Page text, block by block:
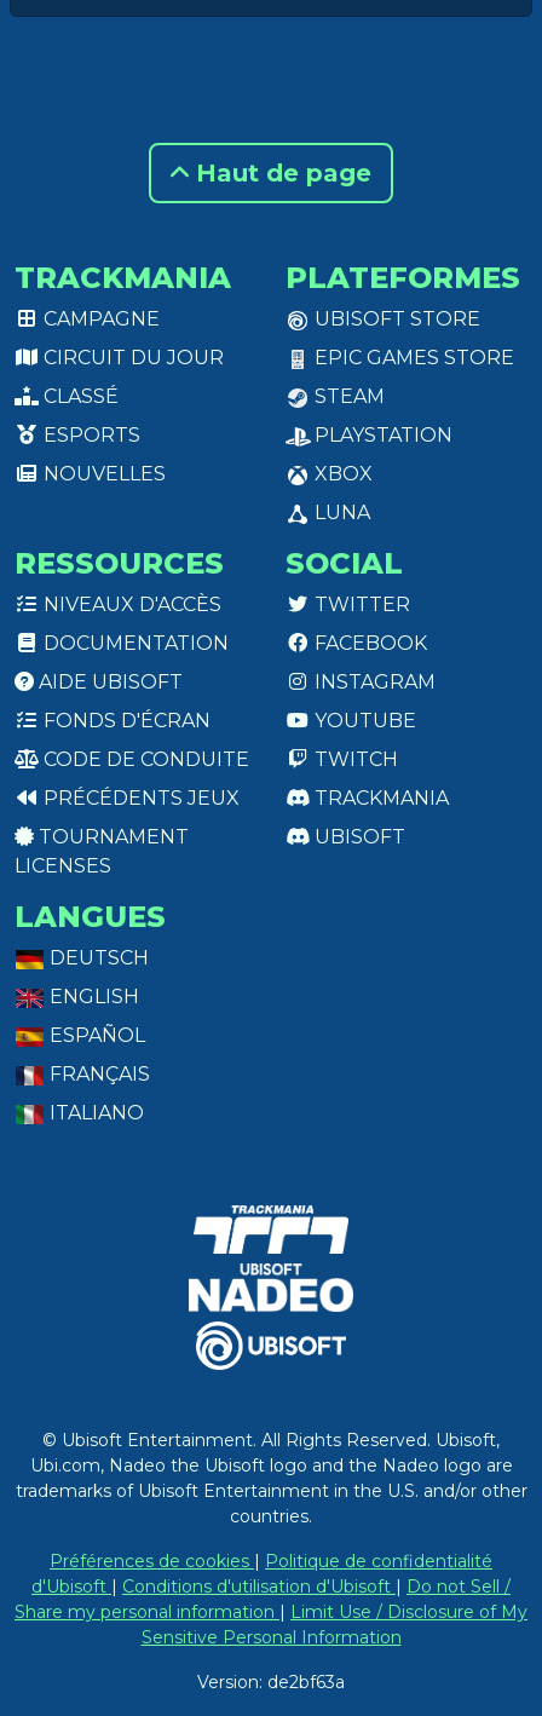
Haut de page
TRACKMANIA
CAMPAGNE
CIRCUIT DU JOUR
CLASSÉ
ESPORTS
NOUVELLES
PLATEFORMES
UBISOFT STORE
EPIC GAMES STORE
STEAM
PLAYSTATION
XBOX
LUNA
RESSOURCES
NIVEAUX D'ACCÈS
DOCUMENTATION
AIDE UBISOFT
FONDS D'ÉCRAN
CODE DE CONDUITE
PRÉCÉDENTS JEUX
TOURNAMENT
LICENSES
SOCIAL
TWITTER
FACEBOOK
INSTAGRAM
YOUTUBE
TWITCH
TRACKMANIA
UBISOFT
LANGUES
DEUTSCH
ENGLISH
ESPAÑOL
FRANÇAIS
ITALIANO
© Ubisoft Entertainment. All Rights Reserved. Ubisoft,
Ubi.com, Nadeo the Ubisoft logo and the Nadeo logo are
trademarks of Ubisoft Entertainment in the U.S. and/or other
countries.
Préférences de cookies | Politique de confidentialité
d'Ubisoft | Conditions d'utilisation d'Ubisoft | Do not Sell /
Share my personal information | Limit Use / Disclosure of My
Sensitive Personal Information
Version: de2bf63a